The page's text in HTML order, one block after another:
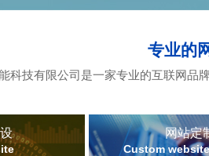
专业的
科技有限公司是一家专业的互联网品
网站定
Custom